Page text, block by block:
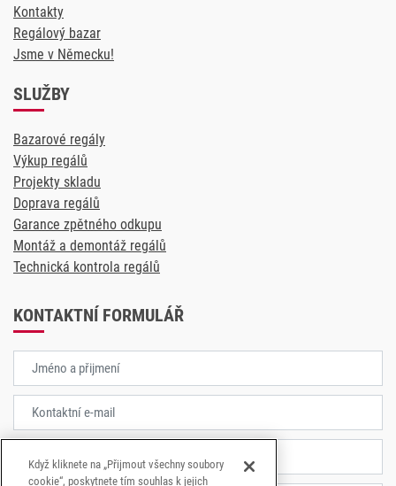
Kontakty
Regálový bazar
Jsme v Německu!
SLUŽBY
Bazarové regály
Výkup regálů
Projekty skladu
Doprava regálů
Garance zpětného odkupu
Montáž a demontáž regálů
Technická kontrola regálů
KONTAKTNÍ FORMULÁŘ
Když kliknete na „Přijmout všechny soubory
cookie“, poskytnete tím souhlas k jejich